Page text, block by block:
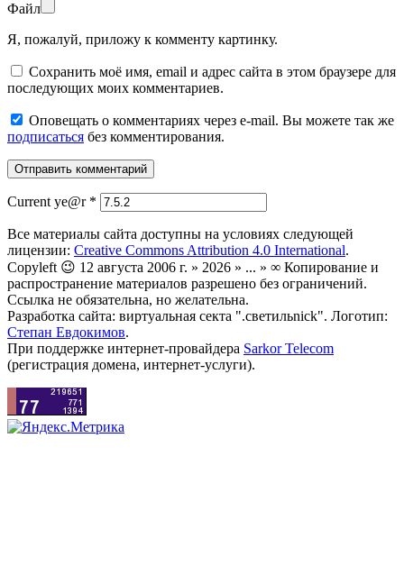
Файл
Я, пожалуй, приложу к комменту картинку.
Сохранить моё имя, email и адрес сайта в этом браузере для
последующих моих комментариев.
Оповещать о комментариях через e-mail. Вы можете так же
подписаться без комментирования.
Current ye@r *
Все материалы сайта доступны на условиях следующей
лицензии: Creative Commons Attribution 4.0 International.
Copyleft 😉 12 августа 2006 г. » 2026 » ... » ∞ Копирование и
распространение материалов разрешено без ограничений.
Ссылка не обязательна, но желательна.
Разработка сайта: виртуальная секта ".светильnick". Логотип:
Степан Евдокимов.
При поддержке интернет-провайдера Sarkor Telecom
(регистрация домена, интернет-услуги).